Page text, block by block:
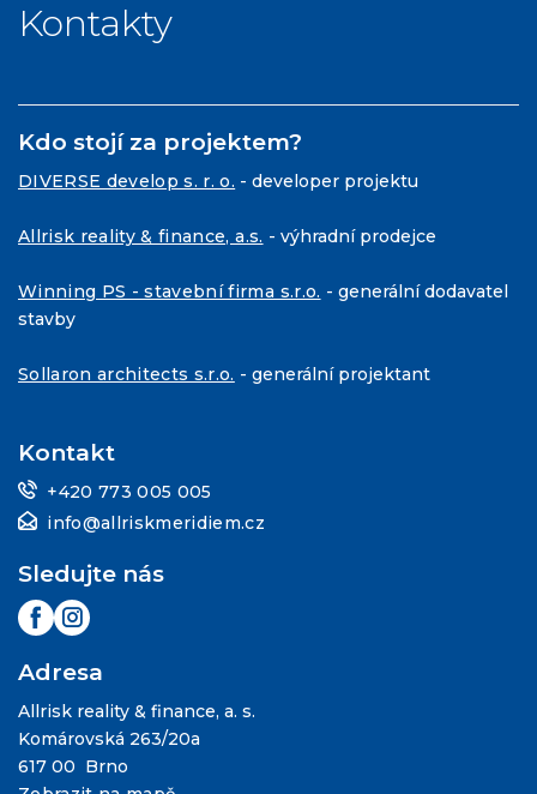
Kontakty
Kdo stojí za projektem?
DIVERSE develop s. r. o. - developer projektu
Allrisk reality & finance, a.s. - výhradní prodejce
Winning PS - stavební firma s.r.o. - generální dodavatel
stavby
Sollaron architects s.r.o. - generální projektant
Kontakt
+420 773 005 005
info@allriskmeridiem.cz
Sledujte nás
Adresa
Allrisk reality & finance, a. s.
Komárovská 263/20a
617 00 Brno